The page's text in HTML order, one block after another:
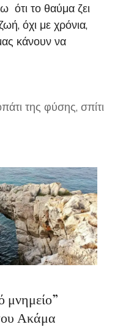
ότι το θαύμα ζει
όχι με χρόνια,
κάνουν να
της φύσης, σπίτι
μνημείο”
Ακάμα